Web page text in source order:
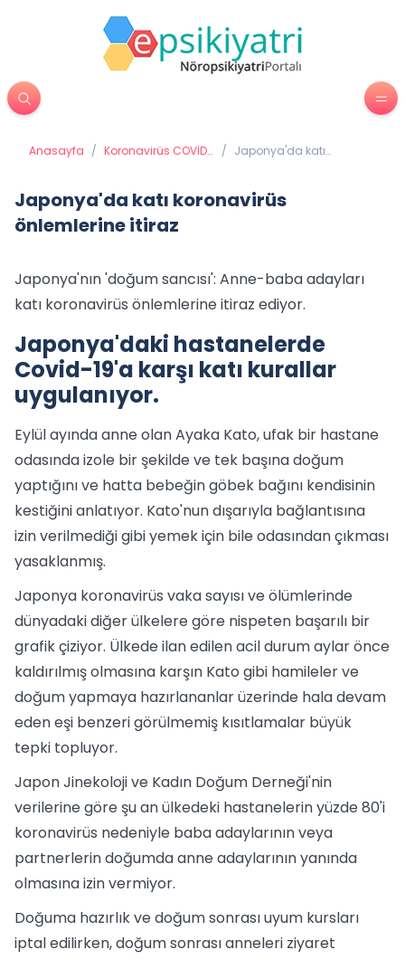
Anasayfa / Koronavirüs COVİD
/ Japonya'da katı
Japonya'da katı koronavirüs
önlemlerine itiraz
Japonya'nın 'doğum sancısı': Anne-baba adayları
katı koronavirüs önlemlerine itiraz ediyor.
Japonya'daki hastanelerde
Covid-19'a karşı katı kurallar
uygulanıyor.
Eylül ayında anne olan Ayaka Kato, ufak bir hastane
odasında izole bir şekilde ve tek başına doğum
yaptığını ve hatta bebeğin göbek bağını kendisinin
kestiğini anlatıyor. Kato'nun dışarıyla bağlantısına
izin verilmediği gibi yemek için bile odasından çıkması
yasaklanmış.
Japonya koronavirüs vaka sayısı ve ölümlerinde
dünyadaki diğer ülkelere göre nispeten başarılı bir
grafik çiziyor. Ülkede ilan edilen acil durum aylar önce
kaldırılmış olmasına karşın Kato gibi hamileler ve
doğum yapmaya hazırlananlar üzerinde hala devam
eden eşi benzeri görülmemiş kısıtlamalar büyük
tepki topluyor.
Japon Jinekoloji ve Kadın Doğum Derneği'nin
verilerine göre şu an ülkedeki hastanelerin yüzde 80'i
koronavirüs nedeniyle baba adaylarının veya
partnerlerin doğumda anne adaylarının yanında
olmasına izin vermiyor.
Doğuma hazırlık ve doğum sonrası uyum kursları
iptal edilirken, doğum sonrası anneleri ziyaret